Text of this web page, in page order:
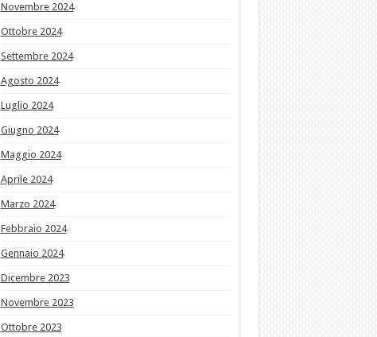
Novembre 2024
Ottobre 2024
Settembre 2024
Agosto 2024
Luglio 2024
Giugno 2024
Maggio 2024
Aprile 2024
Marzo 2024
Febbraio 2024
Gennaio 2024
Dicembre 2023
Novembre 2023
Ottobre 2023